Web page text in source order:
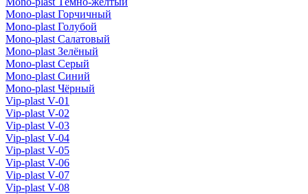
Mono-plast Горчичный
Mono-plast Голубой
Mono-plast Салатовый
Mono-plast Зелёный
Mono-plast Серый
Mono-plast Синий
Mono-plast Чёрный
Vip-plast V-01
Vip-plast V-02
Vip-plast V-03
Vip-plast V-04
Vip-plast V-05
Vip-plast V-06
Vip-plast V-07
Vip-plast V-08